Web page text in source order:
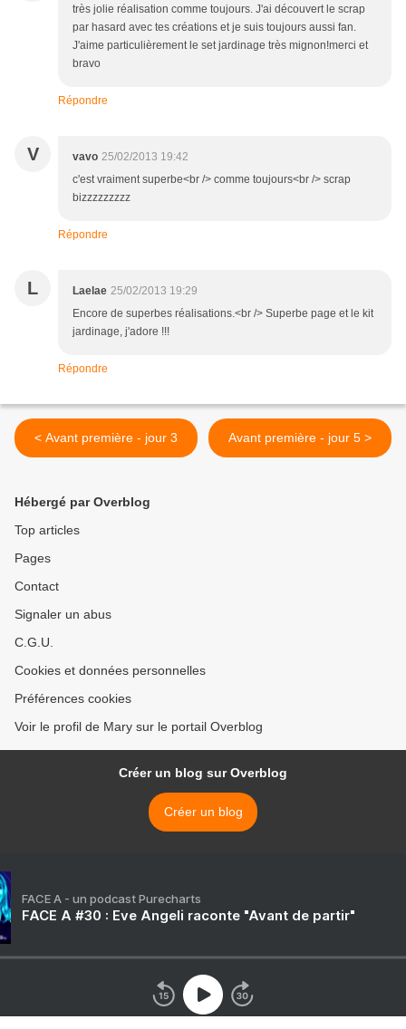
très jolie réalisation comme toujours. J'ai découvert le scrap
par hasard avec tes créations et je suis toujours aussi fan.
J'aime particulièrement le set jardinage très mignon!merci et
bravo
Répondre
V vavo 25/02/2013 19:42
c'est vraiment superbe<br /> comme toujours<br /> scrap
bizzzzzzzzz
Répondre
L Laelae 25/02/2013 19:29
Encore de superbes réalisations.<br /> Superbe page et le kit
jardinage, j'adore !!!
Répondre
< Avant première - jour 3 Avant première - jour 5 >
Hébergé par Overblog
Top articles
Pages
Contact
Signaler un abus
C.G.U.
Cookies et données personnelles
Préférences cookies
Voir le profil de Mary sur le portail Overblog
Créer un blog sur Overblog
Créer un blog
FACE A - un podcast Purecharts
FACE A #30 : Eve Angeli raconte "Avant de partir"